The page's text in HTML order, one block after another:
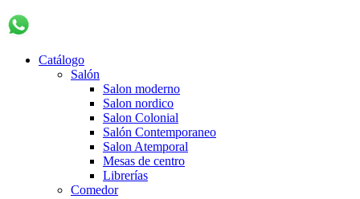
Catálogo
Salón
Salon moderno
Salon nordico
Salon Colonial
Salón Contemporaneo
Salon Atemporal
Mesas de centro
Librerías
Comedor